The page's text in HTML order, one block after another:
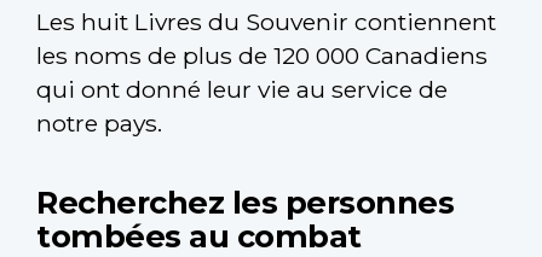
Les huit Livres du Souvenir contiennent
les noms de plus de 120 000 Canadiens
qui ont donné leur vie au service de
notre pays.
Recherchez les personnes
tombées au combat